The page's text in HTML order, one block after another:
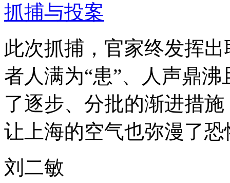
抓捕与投案
此次抓捕，官家终发挥
者人满为“患”、人声鼎
了逐步、分批的渐进措
让上海的空气也弥漫了
刘二敏